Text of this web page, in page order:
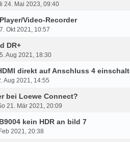
24. Mai 2023, 09:40
Video-Recorder
Okt 2021, 10:57
DR+
Aug 2021, 18:30
direkt auf Anschluss 4
Aug 2021, 14:55
bei Loewe Connect?
21. Mär 2021, 20:09
kein HDR an bild 7
2021, 20:38